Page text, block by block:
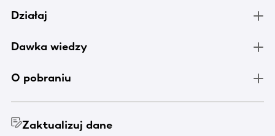
Działaj
Dawka wiedzy
O pobraniu
Zaktualizuj dane